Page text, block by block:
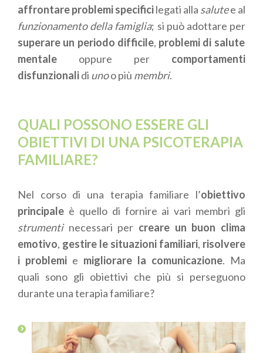
affrontare problemi specificilegati alla salutee al
funzionamento della famiglia; si può adottare per
superare un periodo difficile, problemi di salute
mentale oppure per comportamenti
disfunzionalidi unoo più membri.
QUALI POSSONO ESSERE GLI
OBIETTIVI DI UNA PSICOTERAPIA
FAMILIARE?
Nel corso di una terapia familiare l’obiettivo
principale è quello di fornire ai vari membri gli
strumenti necessari per creare un buon clima
emotivo, gestire le situazioni familiari, risolvere
i problemi e migliorare la comunicazione. Ma
quali sono gli obiettivi che più si perseguono
durante una terapia familiare?